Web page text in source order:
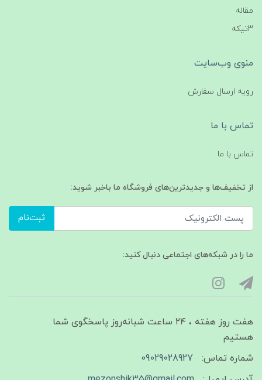
مقاله
3تیکه
منوی وب‌سایت
رویه ارسال سفارش
تماس با ما
تماس با ما
از تخفیف‌ها و جدیدترین‌های فروشگاه ما باخبر شوید:
ثبت‌نام
ما را در شبکه‌های اجتماعی دنبال کنید:
هفت روز هفته ، ۲۴ ساعت شبانه‌روز پاسخگوی شما
هستیم
شماره تماس:
09029028927